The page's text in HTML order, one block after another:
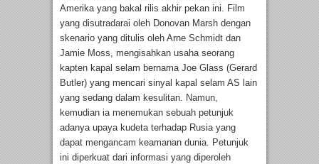
Amerika yang bakal rilis akhir pekan ini. Film
yang disutradarai oleh Donovan Marsh dengan
skenario yang ditulis oleh Arne Schmidt dan
Jamie Moss, mengisahkan usaha seorang
kapten kapal selam bernama Joe Glass (Gerard
Butler) yang mencari sinyal kapal selam AS lain
yang sedang dalam kesulitan. Namun,
kemudian ia menemukan sebuah petunjuk
adanya upaya kudeta terhadap Rusia yang
dapat mengancam keamanan dunia. Petunjuk
ini diperkuat dari informasi yang diperoleh